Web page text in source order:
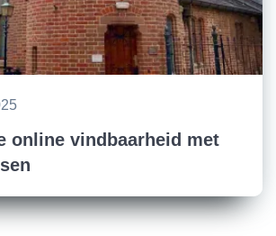
online vindbaarheid met